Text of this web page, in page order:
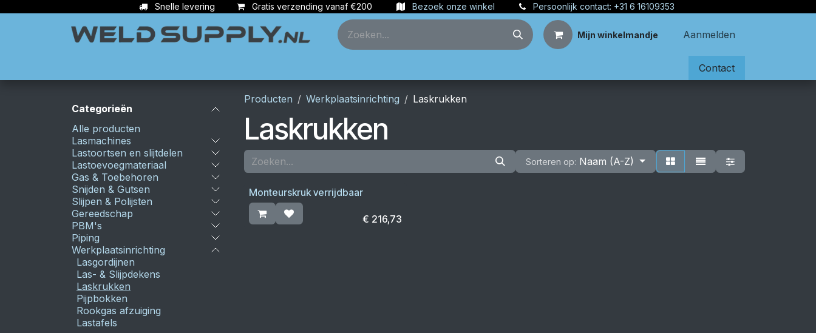
Snelle levering Gratis verzending vanaf €200 Bezoek onze winkel Persoonlijk contact: +31 6 16109353
Mijn winkelmandje Aanmelden
Contact
Categorieën
Alle producten
Lasmachines
Lastoortsen en slijtdelen
Lastoevoegmateriaal
Gas & Toebehoren
Snijden & Gutsen
Slijpen & Polijsten
Gereedschap
PBM's
Piping
Werkplaatsinrichting
Lasgordijnen
Las- & Slijpdekens
Laskrukken
Pijpbokken
Rookgas afzuiging
Lastafels
Producten Werkplaatsinrichting Laskrukken
Laskrukken
Sorteren op: Naam (A-Z)
Monteurskruk verrijdbaar
€ 216,73